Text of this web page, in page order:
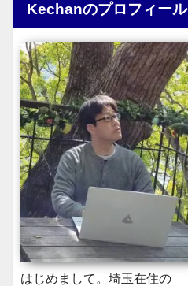
Kechanのプロフィール
はじめまして。埼玉在住の